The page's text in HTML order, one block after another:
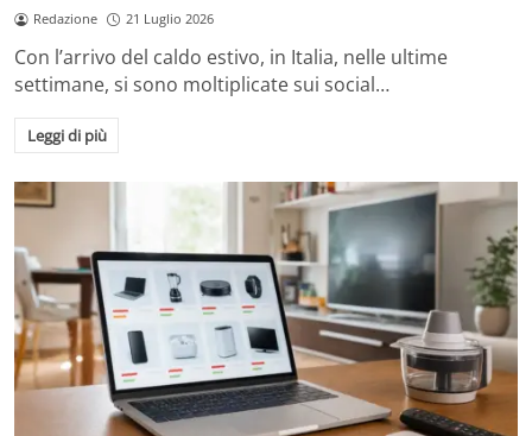
Redazione 21 Luglio 2026
Con l’arrivo del caldo estivo, in Italia, nelle ultime
settimane, si sono moltiplicate sui social…
Leggi di più